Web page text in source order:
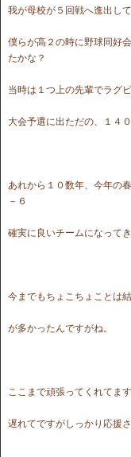
我が母校が５回戦へ進出し
僕らが高２の時に野球同好
たかな？
当時は１つ上の先輩でラグ
大会予選に出ただの、１４
あれから１０数年、今年の
－６
確実に良いチームになって
今までもちょこちょことは
が多かったんですがね。
ここまで頑張ってくれてま
遅れてですがしっかり応援